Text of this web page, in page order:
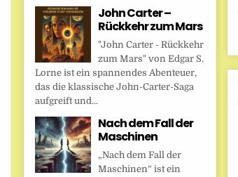
John Carter –
Rückkehr zum Mars
"John Carter - Rückkehr
zum Mars" von Edgar S.
Lorne ist ein spannendes Abenteuer,
das die klassische John-Carter-Saga
aufgreift und...
Nach dem Fall der
Maschinen
„Nach dem Fall der
Maschinen“ ist ein